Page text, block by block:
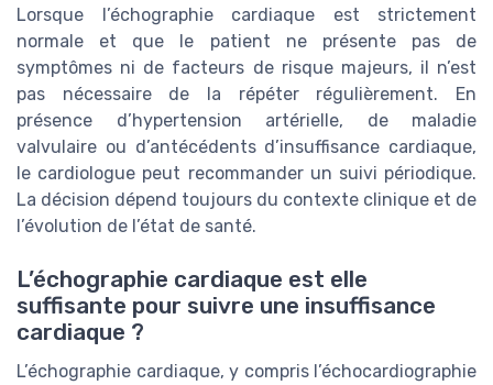
Lorsque l’échographie cardiaque est strictement
normale et que le patient ne présente pas de
symptômes ni de facteurs de risque majeurs, il n’est
pas nécessaire de la répéter régulièrement. En
présence d’hypertension artérielle, de maladie
valvulaire ou d’antécédents d’insuffisance cardiaque,
le cardiologue peut recommander un suivi périodique.
La décision dépend toujours du contexte clinique et de
l’évolution de l’état de santé.
L’échographie cardiaque est elle
suffisante pour suivre une insuffisance
cardiaque ?
L’échographie cardiaque, y compris l’échocardiographie